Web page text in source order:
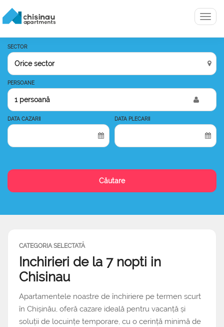
Menu
SECTOR
PERSOANE
1 persoană
DATA CAZARII DATA PLECARII
Căutare
CATEGORIA SELECTATĂ
Inchirieri de la 7 nopti in
Chisinau
Apartamentele noastre de închiriere pe termen scurt
în Chișinău, oferă cazare ideală pentru vacanță și
soluții de locuințe temporare, cu o cerință minimă de